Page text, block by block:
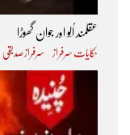
عقلمند اُلّو اور جوان گھوڑا
حکایات سرفراز سرفراز صدیقی